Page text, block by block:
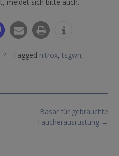
meldet sich bitte auch.
? Tagged nitrox, tsgwn,
Basar für gebrauchte
Taucherausrüstung →